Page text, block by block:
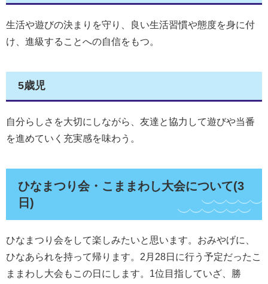
生活や遊びの決まりを守り、良い生活習慣や態度を身に付
け、進級することへの自信をもつ。
5歳児
自分らしさを大切にしながら、友達と協力して遊びや当番
を進めていく充実感を味わう。
ひなまつり会・こままわし大会について(3
日)
ひなまつり会をして楽しみたいと思います。おみやげに、
ひなあられを持って帰ります。2月28日に行う予定だったこ
ままわし大会もこの日にします。1位目指していざ、勝